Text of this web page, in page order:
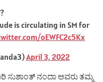
is circulating in SM for
oEWFC2c5Kx
April 3, 2022
ಸುಶಾಂತ್ ನಂದಾ ಅವರು ತಮ್ಮ